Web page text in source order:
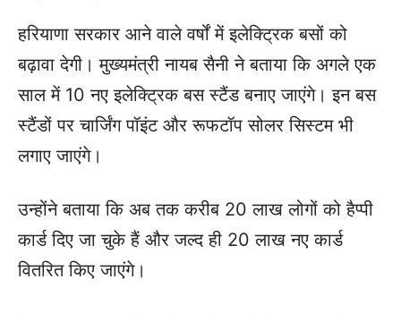
हरियाणा सरकार आने वाले वर्षों में इलेक्ट्रिक बसों को
बढ़ावा देगी। मुख्यमंत्री नायब सैनी ने बताया कि अगले एक
साल में 10 नए इलेक्ट्रिक बस स्टैंड बनाए जाएंगे। इन बस
स्टैंडों पर चार्जिंग पॉइंट और रूफटॉप सोलर सिस्टम भी
लगाए जाएंगे।
उन्होंने बताया कि अब तक करीब 20 लाख लोगों को हैप्पी
कार्ड दिए जा चुके हैं और जल्द ही 20 लाख नए कार्ड
वितरित किए जाएंगे।